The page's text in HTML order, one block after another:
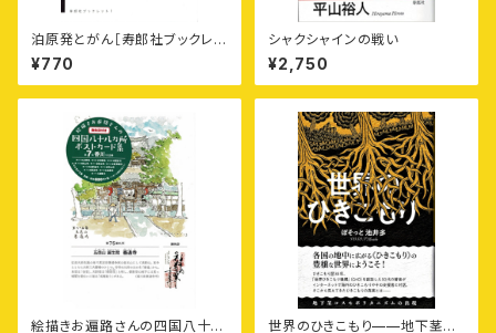
泊原発とがん［寿郎社ブックレッ
ト1］
¥770
シャクシャインの戦い
¥2,750
絵描きお遍路さんの四国八十八
世界のひきこもり——地下茎コ